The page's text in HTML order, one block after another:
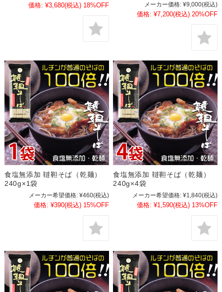
価格: ¥3,680(税込) 18%OFF メーカー価格: ¥9,000(税込)
価格: ¥7,200(税込) 20%OFF
食塩無添加 韃靼そば（乾麺）
240g×1袋
メーカー希望価格: ¥460(税込)
価格: ¥390(税込) 15%OFF
食塩無添加 韃靼そば（乾麺）
240g×4袋
メーカー希望価格: ¥1,840(税込)
価格: ¥1,590(税込) 13%OFF